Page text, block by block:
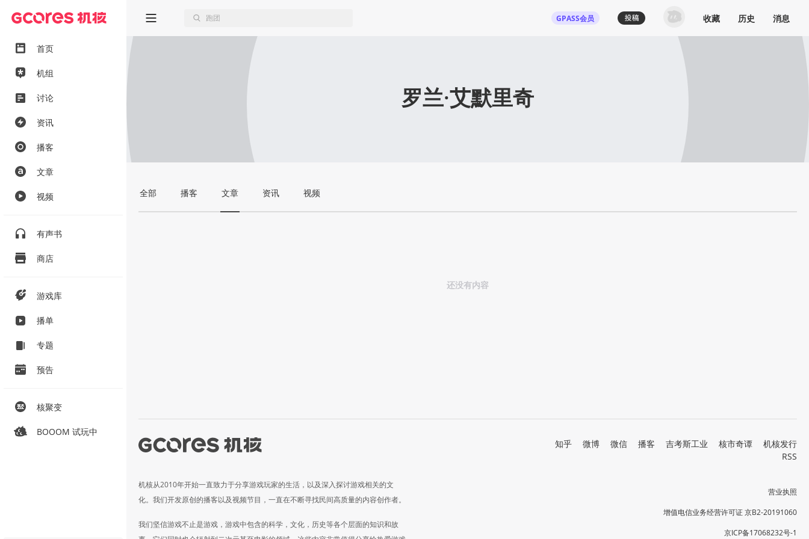
首页
机组
讨论
资讯
播客
文章
视频
有声书
商店
游戏库
播单
专题
预告
核聚变
BOOOM 试玩中
GPASS会员 收藏 历史 消息
罗兰·艾默里奇
全部 播客 文章 资讯 视频
还没有内容
机核从2010年开始一直致力于分享游戏玩家的生活，以及深入探讨游戏相关的文
化。我们开发原创的播客以及视频节目，一直在不断寻找民间高质量的内容创作者。
我们坚信游戏不止是游戏，游戏中包含的科学，文化，历史等各个层面的知识和故
知乎 微博 微信 播客 吉考斯工业 核市奇谭
机核发行
RSS
营业执照
增值电信业务经营许可证 京B2-20191060
京ICP备17068232号-1